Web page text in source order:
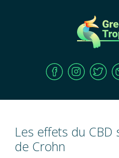
Les effets du CBD
de Crohn